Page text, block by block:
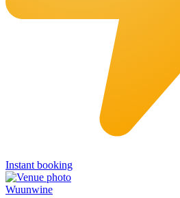
Instant booking
Wuunwine